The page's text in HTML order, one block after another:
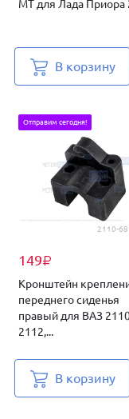
МТ для Лада Приора
В корзину
2110-
149₽
Отправим сегодня!
Кронштейн
переднего сиденья
правый для ВАЗ
2112,...
В корзину